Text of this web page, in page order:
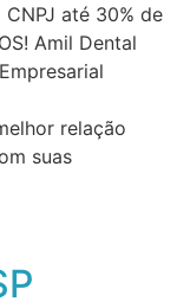
até 30% de
Amil Dental
relação
suas